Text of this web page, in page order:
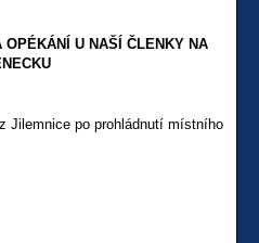
U NAŠÍ ČLENKY NA
Jilemnice po prohládnutí místního